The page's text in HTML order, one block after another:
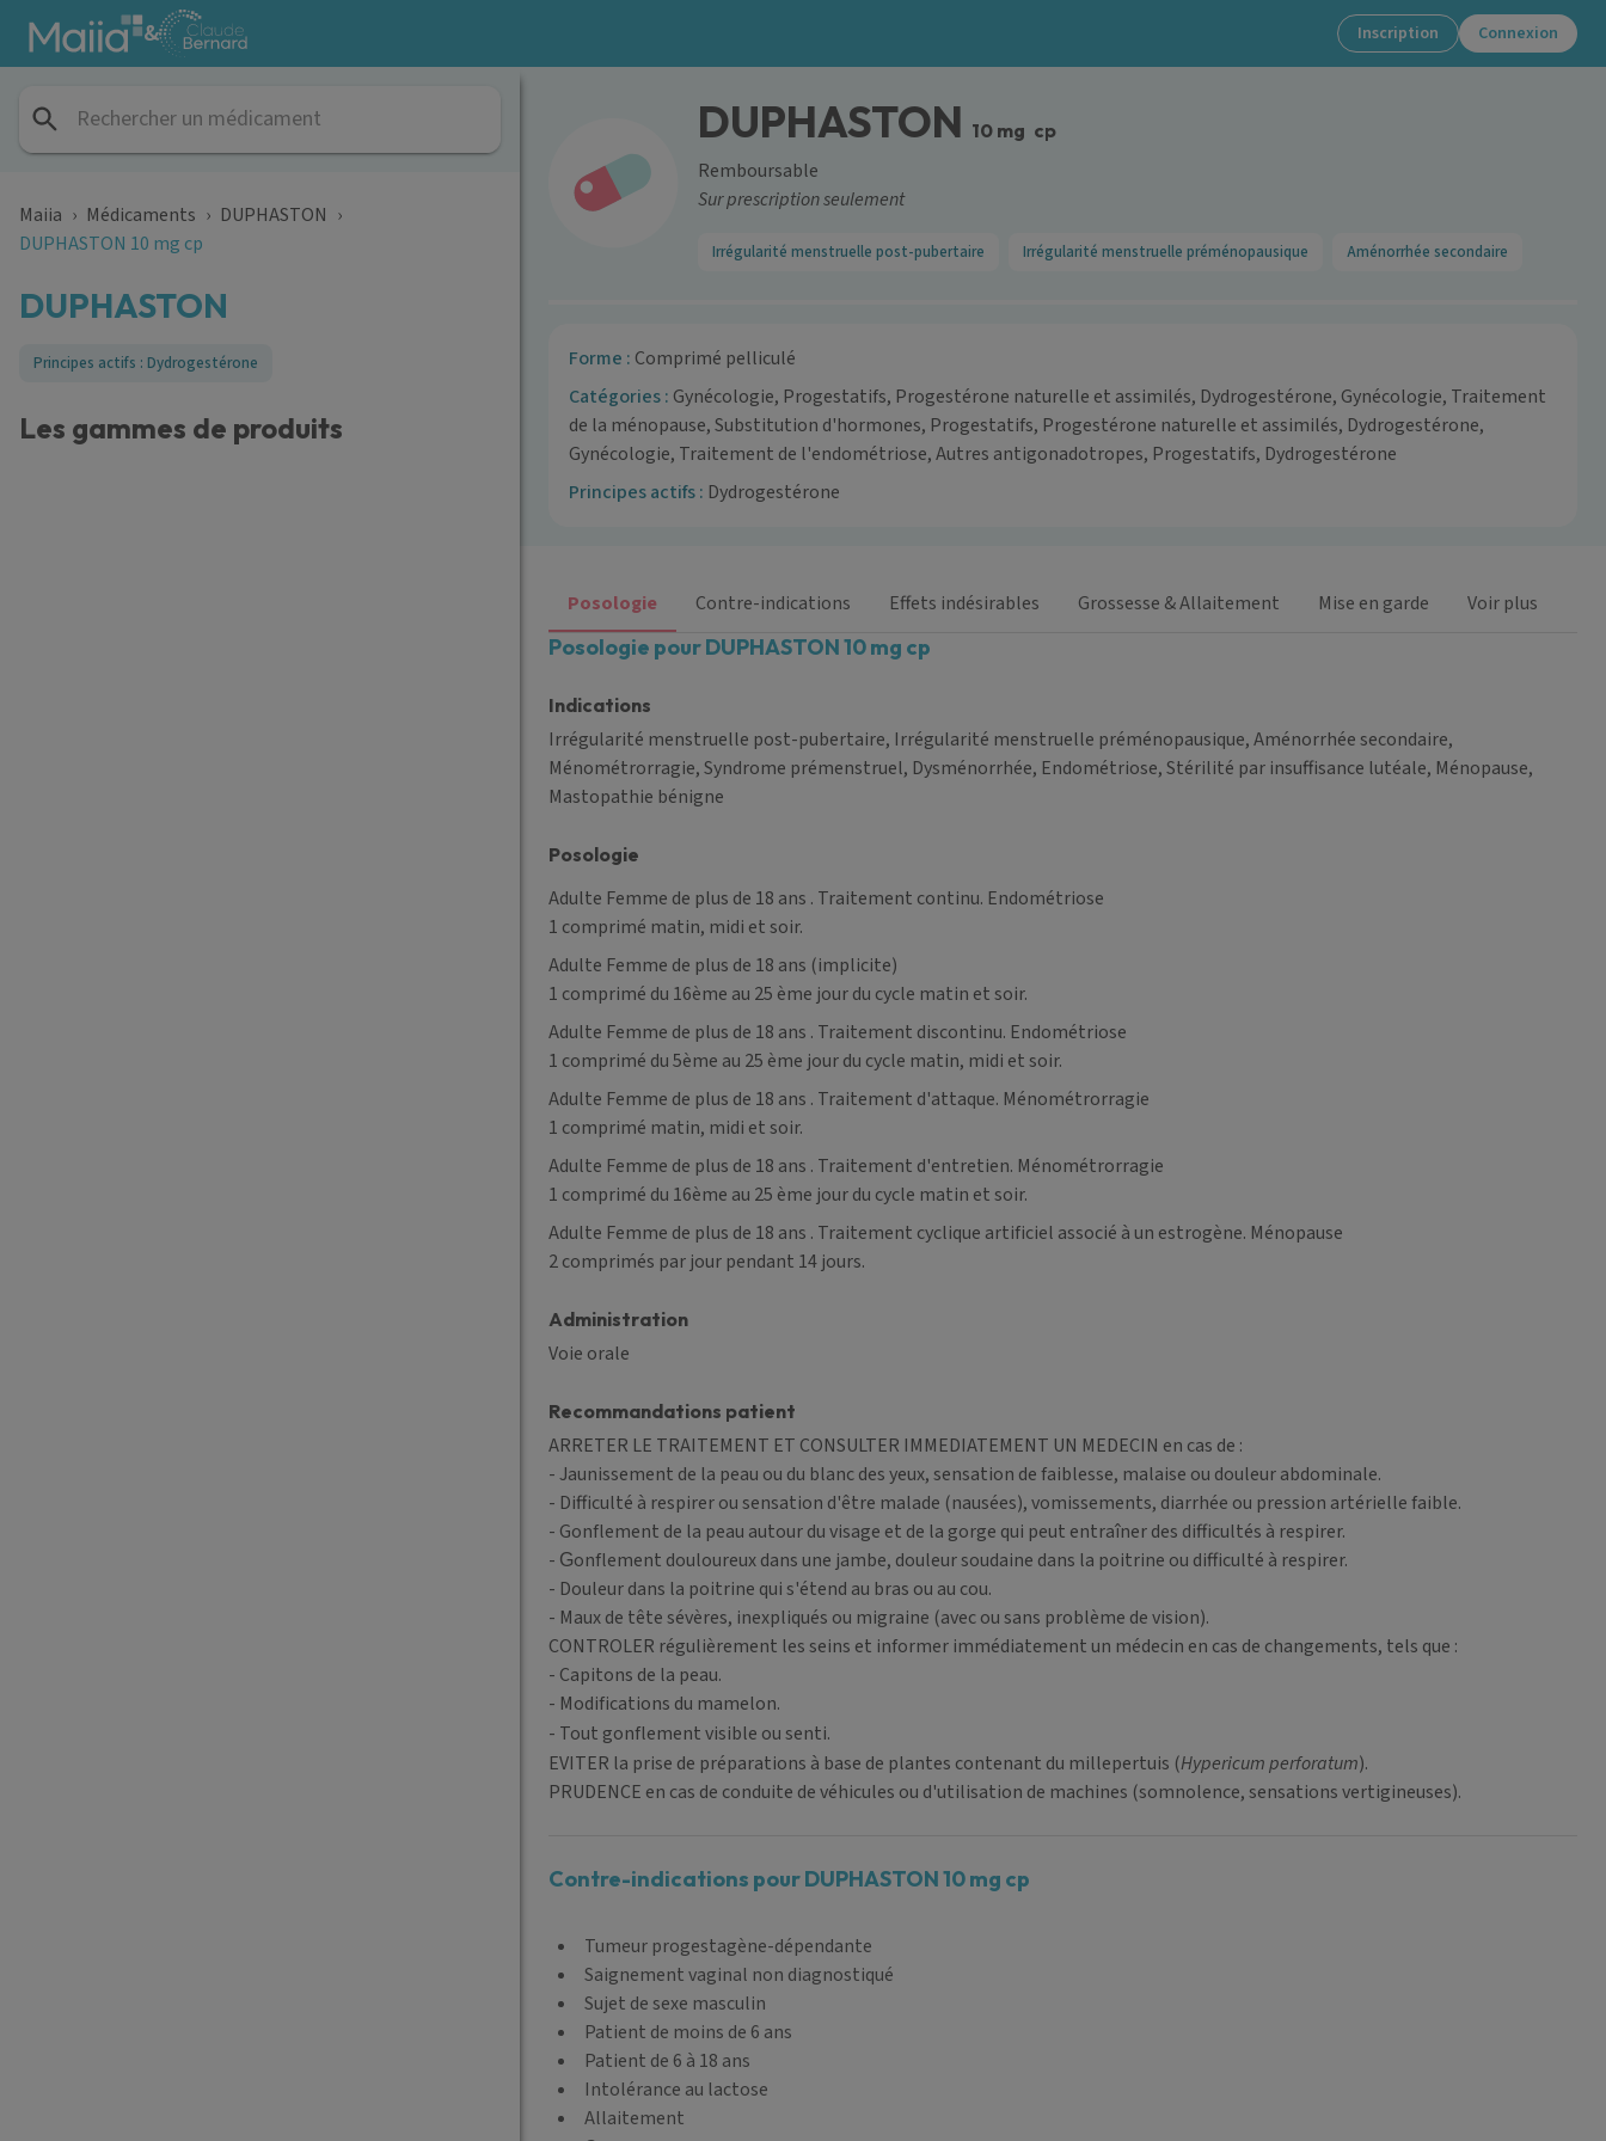
Aller au contenu principal
& Inscription Connexion
Maiia › Médicaments › DUPHASTON ›
DUPHASTON 10 mg cp
DUPHASTON
Principes actifs : Dydrogestérone
Les gammes de produits
DUPHASTON 10 mg cp
Remboursable
Sur prescription seulement
Irrégularité menstruelle post-pubertaire Irrégularité menstruelle préménopausique Aménorrhée secondaire
Forme : Comprimé pelliculé
Catégories : Gynécologie, Progestatifs, Progestérone naturelle et assimilés, Dydrogestérone, Gynécologie, Traitement
de la ménopause, Substitution d'hormones, Progestatifs, Progestérone naturelle et assimilés, Dydrogestérone,
Gynécologie, Traitement de l'endométriose, Autres antigonadotropes, Progestatifs, Dydrogestérone
Principes actifs : Dydrogestérone
Posologie Contre-indications Effets indésirables Grossesse & Allaitement Mise en garde Voir plus
Posologie pour DUPHASTON 10 mg cp
Indications
Irrégularité menstruelle post-pubertaire, Irrégularité menstruelle préménopausique, Aménorrhée secondaire,
Ménométrorragie, Syndrome prémenstruel, Dysménorrhée, Endométriose, Stérilité par insuffisance lutéale, Ménopause,
Mastopathie bénigne
Posologie
Adulte Femme de plus de 18 ans . Traitement continu. Endométriose
1 comprimé matin, midi et soir.
Adulte Femme de plus de 18 ans (implicite)
1 comprimé du 16ème au 25 ème jour du cycle matin et soir.
Adulte Femme de plus de 18 ans . Traitement discontinu. Endométriose
1 comprimé du 5ème au 25 ème jour du cycle matin, midi et soir.
Adulte Femme de plus de 18 ans . Traitement d'attaque. Ménométrorragie
1 comprimé matin, midi et soir.
Adulte Femme de plus de 18 ans . Traitement d'entretien. Ménométrorragie
1 comprimé du 16ème au 25 ème jour du cycle matin et soir.
Adulte Femme de plus de 18 ans . Traitement cyclique artificiel associé à un estrogène. Ménopause
2 comprimés par jour pendant 14 jours.
Administration
Voie orale
Recommandations patient
ARRETER LE TRAITEMENT ET CONSULTER IMMEDIATEMENT UN MEDECIN en cas de :
-Jaunissement de la peau ou du blanc des yeux, sensation de faiblesse, malaise ou douleur abdominale.
- Difficulté à respirer ou sensation d'être malade (nausées), vomissements, diarrhée ou pression artérielle faible.
- Gonflement de la peau autour du visage et de la gorge qui peut entraîner des difficultés à respirer.
- Gonflement douloureux dans une jambe, douleur soudaine dans la poitrine ou difficulté à respirer.
- Douleur dans la poitrine qui s'étend au bras ou au cou.
- Maux de tête sévères, inexpliqués ou migraine (avec ou sans problème de vision).
CONTROLER régulièrement les seins et informer immédiatement un médecin en cas de changements, tels que :
- Capitons de la peau.
- Modifications du mamelon.
- Tout gonflement visible ou senti.
EVITER la prise de préparations à base de plantes contenant du millepertuis (Hypericum perforatum).
PRUDENCE en cas de conduite de véhicules ou d'utilisation de machines (somnolence, sensations vertigineuses).
Contre-indications pour DUPHASTON 10 mg cp
Tumeur progestagène-dépendante
Saignement vaginal non diagnostiqué
Sujet de sexe masculin
Patient de moins de 6 ans
Patient de 6 à 18 ans
Intolérance au lactose
Allaitement